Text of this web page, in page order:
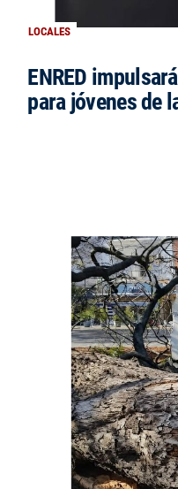
LOCALES
ENRED
para jóvenes de